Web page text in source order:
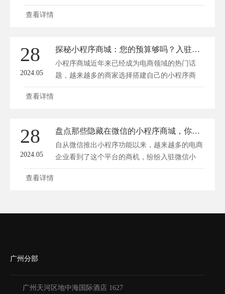
查看详情
28
2024.05
探秘小程序商城：您的预算够吗？入驻价格大揭秘！
小程序商城近年来已经成为电商领域的热门话
题，越来越多的商家选择搭建自己的小程序商
城...
查看详情
28
2024.05
盘点那些隐藏在微信的小程序商城，你知道几个？
自从微信推出小程序功能以来，越来越多的电商
企业看到了这个平台的商机，纷纷入驻微信小
程...
查看详情
广州分部
广州天河区地中海国际酒店 1627